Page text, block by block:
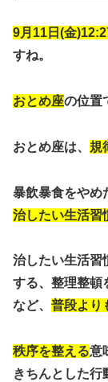
9月11日(金
すね。
おとめ座の位置
おとめ座は、 規
暴飲暴食をやめ
治したい生活習
治したい生活習
する、整理整頓
など、 普段より
秩序を整える意
きちんとした行